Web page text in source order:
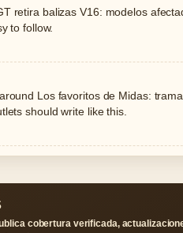
retira balizas V16: modelos
to follow.
Los favoritos de Midas:
should write like this.
cobertura verificada,